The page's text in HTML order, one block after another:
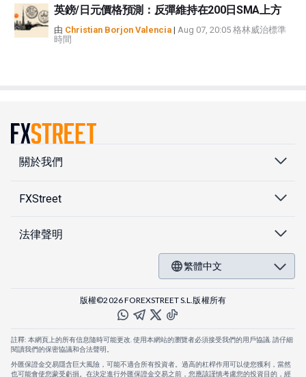
英鎊/日元價格預測：反彈維持在200日SMA上方
由 Christian Borjon Valencia | Aug 07, 20:05 格林威治標準
時間
關於我們
FXStreet
法律聲明
繁體中文
版權©2026 FOREXSTREET S.L.版權所有
註釋: 本網頁上的所有信息隨時可能更改. 使用本網站的瀏覽者必須接受我們的用戶協議. 請仔細
閱讀我們的保密協議和合法聲明。
外匯保證金交易隱含巨大風險，可能不適合所有投資者。過高的杠桿作用可以使您獲利，當然
也可能會使您蒙受虧損。在決定進行外匯保證金交易之前，您應該謹慎考慮您的投資目的，經